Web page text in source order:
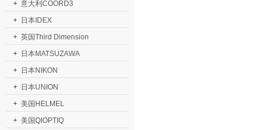
+ 意大利COORD3
+ 日本IDEX
+ 英国Third Dimension
+ 日本MATSUZAWA
+ 日本NIKON
+ 日本UNION
+ 美国HELMEL
+ 美国QIOPTIQ